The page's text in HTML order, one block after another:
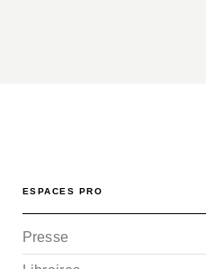
ESPACES PRO
Presse